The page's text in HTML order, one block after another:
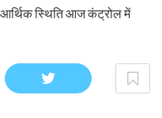
स्थिति आज कंट्रोल में